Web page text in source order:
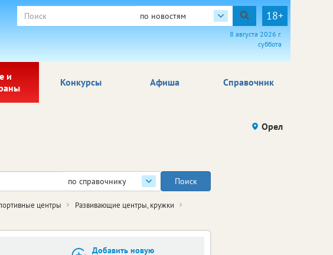
по новостям 18+
8 августа 2026 г.
суббота
и
Афиша Справочник
Конкурсы
Орел
по справочнику
центры
Развивающие центры, кружки
Добавить новую